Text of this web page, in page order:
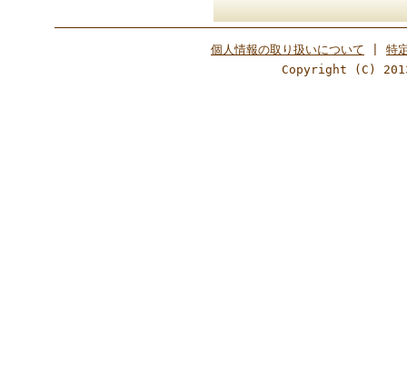
個人情報の取り扱いについて
特
Copyright (C) 2013